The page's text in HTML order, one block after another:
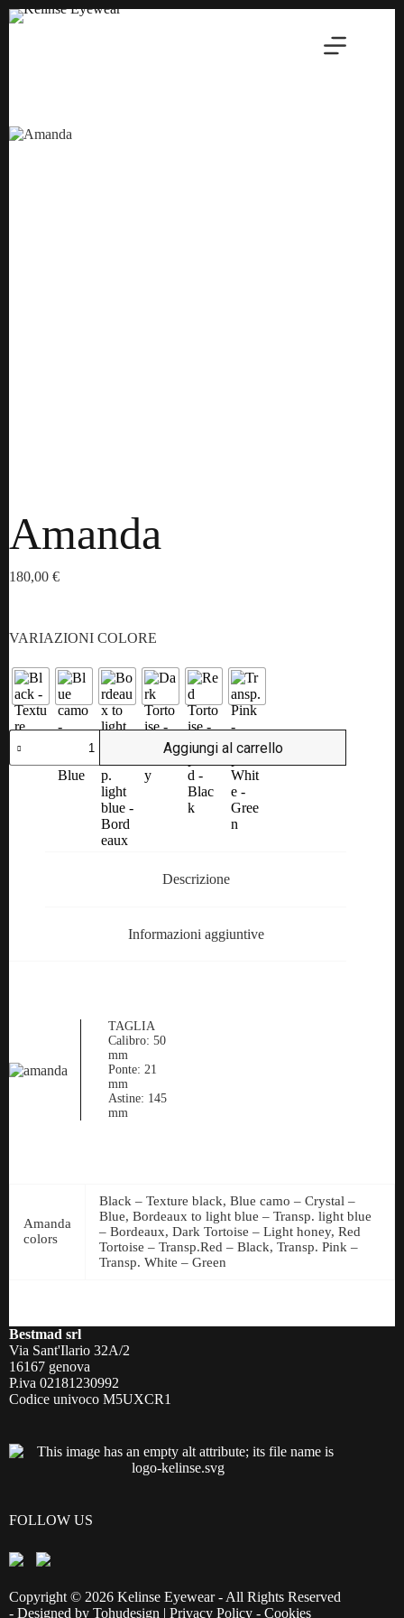
Salta
Amanda
180,00 €
VARIAZIONI COLORE
Amanda
quantità
Aggiungi al carrello
Descrizione
Informazioni aggiuntive
TAGLIA
Calibro: 50
mm
Ponte: 21
mm
Astine: 145
mm
Amanda
colors
Black – Texture black, Blue camo – Crystal –
Blue, Bordeaux to light blue – Transp. light blue
– Bordeaux, Dark Tortoise – Light honey, Red
Tortoise – Transp.Red – Black, Transp. Pink –
Transp. White – Green
Bestmad srl
Via Sant'Ilario 32A/2
16167 genova
P.iva 02181230992
Codice univoco M5UXCR1
FOLLOW US
Copyright © 2026 Kelinse Eyewear - All Rights Reserved
- Designed by Tohudesign | Privacy Policy - Cookies